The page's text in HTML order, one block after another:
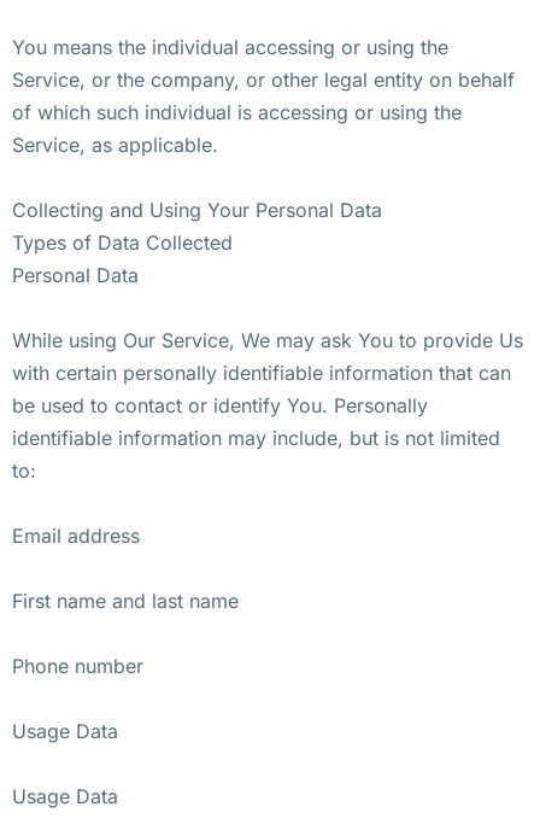
You means the individual accessing or using the
Service, or the company, or other legal entity on behalf
of which such individual is accessing or using the
Service, as applicable.
Collecting and Using Your Personal Data
Types of Data Collected
Personal Data
While using Our Service, We may ask You to provide Us
with certain personally identifiable information that can
be used to contact or identify You. Personally
identifiable information may include, but is not limited
to:
Email address
First name and last name
Phone number
Usage Data
Usage Data